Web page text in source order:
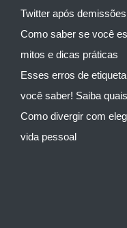
Twitter após
Como saber se você
mitos e dicas práticas
Esses erros de
você saber! Saiba quais
Como divergir com
vida pessoal